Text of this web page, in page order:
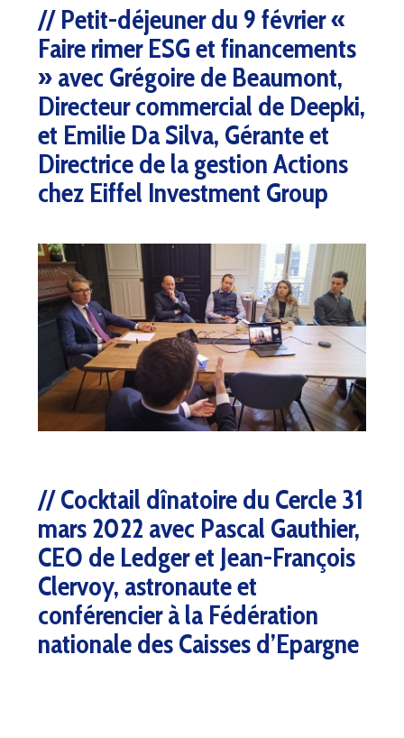
Petit-déjeuner du 9 février «
Faire rimer ESG et financements
» avec Grégoire de Beaumont,
Directeur commercial de Deepki,
et Emilie Da Silva, Gérante et
Directrice de la gestion Actions
chez Eiffel Investment Group
Cocktail dînatoire du Cercle 31
mars 2022 avec Pascal Gauthier,
CEO de Ledger et Jean-François
Clervoy, astronaute et
conférencier à la Fédération
nationale des Caisses d’Epargne